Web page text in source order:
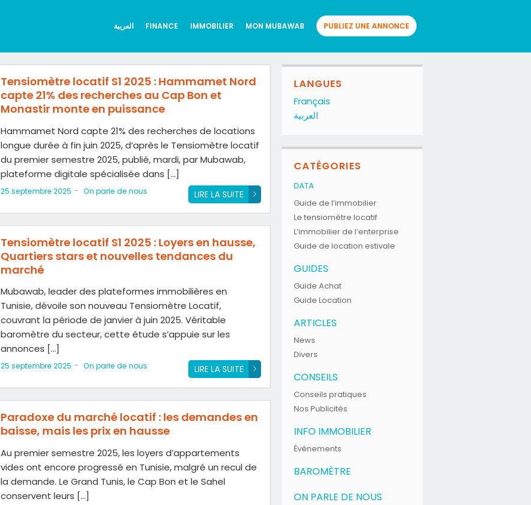
العربية FINANCE IMMOBILIER MON MUBAWAB PUBLIEZ UNE ANNONCE
Tensiomètre locatif S1 2025 : Hammamet Nord
capte 21% des recherches au Cap Bon et
Monastir monte en puissance
Hammamet Nord capte 21% des recherches de locations
longue durée à fin juin 2025, d’après le Tensiomètre locatif
du premier semestre 2025, publié, mardi, par Mubawab,
plateforme digitale spécialisée dans […]
LIRE LA SUITE
25 septembre 2025 - On parle de nous
Tensiomètre locatif S1 2025 : Loyers en hausse,
Quartiers stars et nouvelles tendances du
marché
Mubawab, leader des plateformes immobilières en
Tunisie, dévoile son nouveau Tensiomètre Locatif,
couvrant la période de janvier à juin 2025. Véritable
baromètre du secteur, cette étude s’appuie sur les
annonces […]
LIRE LA SUITE
25 septembre 2025 - On parle de nous
Paradoxe du marché locatif : les demandes en
baisse, mais les prix en hausse
Au premier semestre 2025, les loyers d’appartements
vides ont encore progressé en Tunisie, malgré un recul de
la demande. Le Grand Tunis, le Cap Bon et le Sahel
conservent leurs […]
LANGUES
Français
العربية
CATÉGORIES
DATA
Guide de l’immobilier
Le tensiomètre locatif
L’immobilier de l’enterprise
Guide de location estivale
GUIDES
Guide Achat
Guide Location
ARTICLES
News
Divers
CONSEILS
Conseils pratiques
Nos Publicités
INFO IMMOBILIER
Événements
BAROMÈTRE
ON PARLE DE NOUS